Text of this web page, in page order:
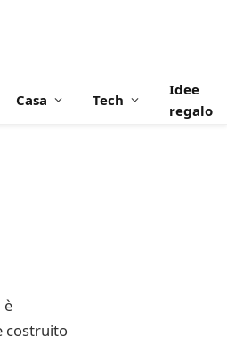
Casa Tech
Idee
regalo
è
costruito